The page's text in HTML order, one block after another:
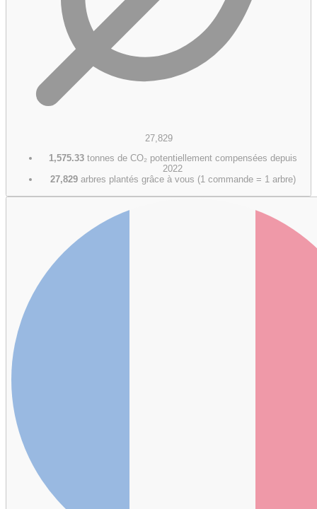
27,829
1,575.33tonnes de CO₂ potentiellement compensées depuis
2022
27,829 arbres plantés grâce à vous (1 commande = 1 arbre)